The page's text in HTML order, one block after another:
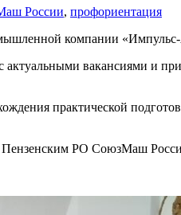
России, профориентация
компании
актуальными вакансиями и
практической
Пензенским РО СоюзМаш